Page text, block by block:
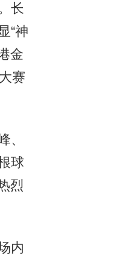
长
“神
金
赛
球
烈
内